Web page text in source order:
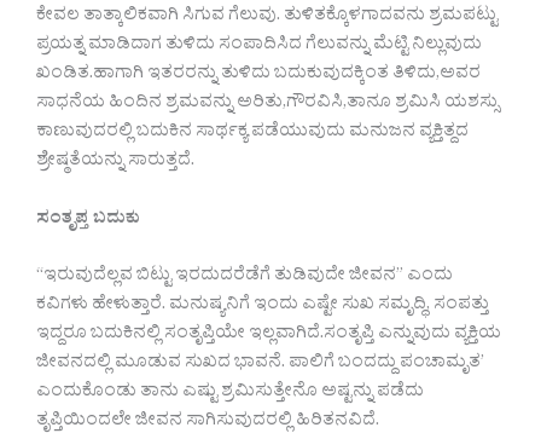
ಕೇವಲ ತಾತ್ಕಾಲಿಕವಾಗಿ ಸಿಗುವ ಗೆಲುವು. ತುಳಿತಕ್ಕೊಳಗಾದವನು ಶ್ರಮಪಟ್ಟು
ಪ್ರಯತ್ನ ಮಾಡಿದಾಗ ತುಳಿದು ಸಂಪಾದಿಸಿದ ಗೆಲುವನ್ನು ಮೆಟ್ಟಿ ನಿಲ್ಲುವುದು
ಖಂಡಿತ.ಹಾಗಾಗಿ ಇತರರನ್ನು ತುಳಿದು ಬದುಕುವುದಕ್ಕಿಂತ ತಿಳಿದು,ಅವರ
ಸಾಧನೆಯ ಹಿಂದಿನ ಶ್ರಮವನ್ನು ಅರಿತು,ಗೌರವಿಸಿ,ತಾನೂ ಶ್ರಮಿಸಿ ಯಶಸ್ಸು
ಕಾಣುವುದರಲ್ಲಿ ಬದುಕಿನ ಸಾರ್ಥಕ್ಯ ಪಡೆಯುವುದು ಮನುಜನ ವ್ಯಕ್ತಿತ್ದದ
ಶ್ರೇಷ್ಠತೆಯನ್ನು ಸಾರುತ್ತದೆ.
ಸಂತೃಪ್ತ ಬದುಕು
“ಇರುವುದೆಲ್ಲವ ಬಿಟ್ಟು ಇರದುದರೆಡೆಗೆ ತುಡಿವುದೇ ಜೀವನ” ಎಂದು
ಕವಿಗಳು ಹೇಳುತ್ತಾರೆ. ಮನುಷ್ಯನಿಗೆ ಇಂದು ಎಷ್ಟೇ ಸುಖ ಸಮೃದ್ಧಿ, ಸಂಪತ್ತು
ಇದ್ದರೂ ಬದುಕಿನಲ್ಲಿ ಸಂತೃಪ್ತಿಯೇ ಇಲ್ಲವಾಗಿದೆ.ಸಂತೃಪ್ತಿ ಎನ್ನುವುದು ವ್ಯಕ್ತಿಯ
ಜೀವನದಲ್ಲಿ ಮೂಡುವ ಸುಖದ ಭಾವನೆ. ಪಾಲಿಗೆ ಬಂದದ್ದು ಪಂಚಾಮೃತ’
ಎಂದುಕೊಂಡು ತಾನು ಎಷ್ಟು ಶ್ರಮಿಸುತ್ತೇನೊ ಅಷ್ಟನ್ನು ಪಡೆದು
ತೃಪ್ತಿಯಿಂದಲೇ ಜೀವನ ಸಾಗಿಸುವುದರಲ್ಲಿ ಹಿರಿತನವಿದೆ.